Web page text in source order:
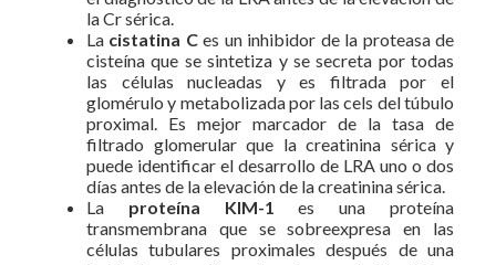
la Cr sérica.
La cistatina Ces un inhibidor de la proteasa de
cisteína que se sintetiza y se secreta por todas
las células nucleadas y es filtrada por el
glomérulo y metabolizada por las cels del túbulo
proximal. Es mejor marcador de la tasa de
filtrado glomerular que la creatinina sérica y
puede identificar el desarrollo de LRA uno o dos
días antes de la elevación de la creatinina sérica.
La proteína KIM-1
es una proteína
transmembrana que se sobreexpresa en las
células tubulares proximales después de una